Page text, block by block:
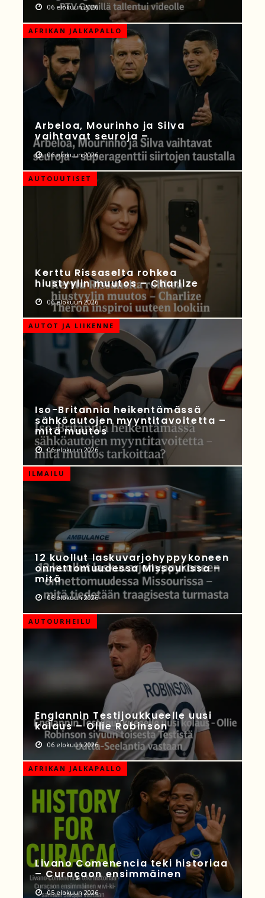
06 elokuun 2026
AFRIKAN JALKAPALLO
Arbeloa, Mourinho ja Silva
vaihtavat seuroja –
06 elokuun 2026
AUTOUUTISET
Kerttu Rissaselta rohkea
hiustyylin muutos – Charlize
06 elokuun 2026
AUTOT JA LIIKENNE
Iso-Britannia heikentämässä
sähköautojen myyntitavoitetta –
mitä muutos
06 elokuun 2026
ILMAILU
12 kuollut laskuvarjohyppykoneen
onnettomuudessa Missourissa –
mitä
06 elokuun 2026
AUTOURHEILU
Englannin Testijoukkueelle uusi
kolaus – Ollie Robinson
06 elokuun 2026
AFRIKAN JALKAPALLO
Livano Comenencia teki historiaa
– Curaçaon ensimmäinen
05 elokuun 2026